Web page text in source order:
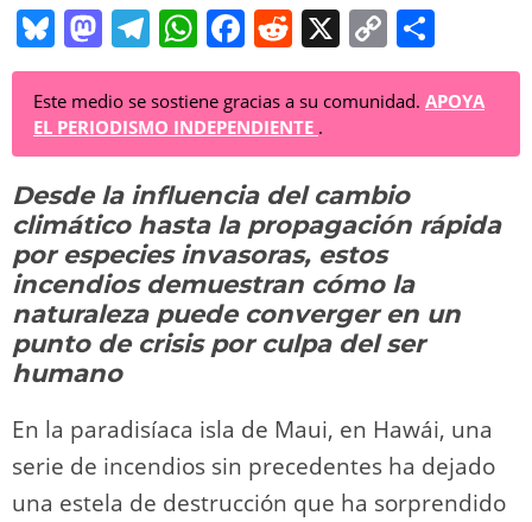
Bl
u
e
sk
y
M
a
st
o
d
o
n
T
el
e
gr
a
m
W
h
at
s
A
p
p
F
a
c
e
b
o
o
k
R
e
d
di
t
X C
o
p
Li
n
k
o
m
tir
Este medio se sostiene gracias a su comunidad. APOYA
EL PERIODISMO INDEPENDIENTE .
Desde la influencia del cambio
climático hasta la propagación rápida
por especies invasoras, estos
incendios demuestran cómo la
naturaleza puede converger en un
punto de crisis por culpa del ser
humano
En la paradisíaca isla de Maui, en Hawái, una
serie de incendios sin precedentes ha dejado
una estela de destrucción que ha sorprendido